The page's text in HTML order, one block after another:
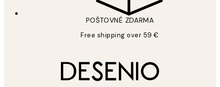
POŠTOVNÉ ZDARMA
Free shipping over 59 €